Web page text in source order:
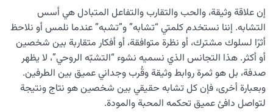
الابتلاء والامتحان في مسيرة الحياة
الشيطان… العدوّ المبين 0/14
الأمراض الخفية للروح 0/15
معرفة الجنة والنار 0/22
إن علاقة وثيقة، والحب والتقارب والتفاعل المتبادل هي أسس
التشابه. إننا نستخدم كلمتي “تشابه” و”تشبه” عندما نلمس أو نلاحظ
أثرًا لسلوك مشترك، أو نظرة متوافقة، أو أفكار متقاربة بين شخصين
أو أكثر. هذا التجانس الذي نسميه نشوء “التشبّه الروحي”، لا يظهر
صدفة، بل هو ثمرة روابط وثيقة وقُرب وجداني عميق بين الطرفين.
وبعبارة أخرى، فإن كل تشابه حقيقي بين شخصين هو نتاج ونتيجة
لتواصل دافئ عميق تحكمه المحبة والمودة.